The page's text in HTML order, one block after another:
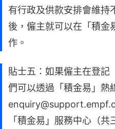
有行政及供款安排會維持
後，僱主就可以在「積金
作。
貼士五：如果僱主在登記
們可以透過「積金易」熱
「積金易」服務中心（